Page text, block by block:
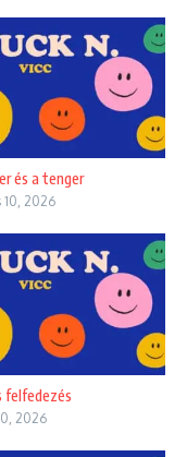
és a tenger
10, 2026
felfedezés
2026